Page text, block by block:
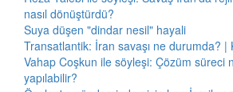
nasıl dönüştürdü?
Suya düşen "dindar nesil" hayali
Transatlantik: İran savaşı ne durumda? |
Vahap Coşkun ile söyleşi: Çözüm süreci
yapılabilir?